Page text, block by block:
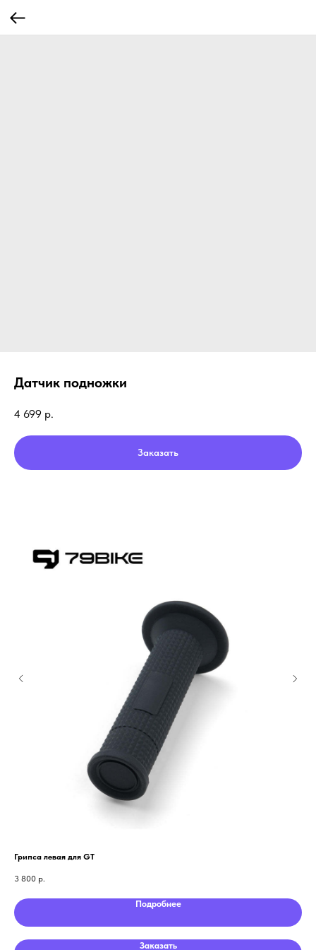
Датчик подножки
4 699 р.
Заказать
Грипса левая для GT
3 800 р.
Подробнее
Заказать